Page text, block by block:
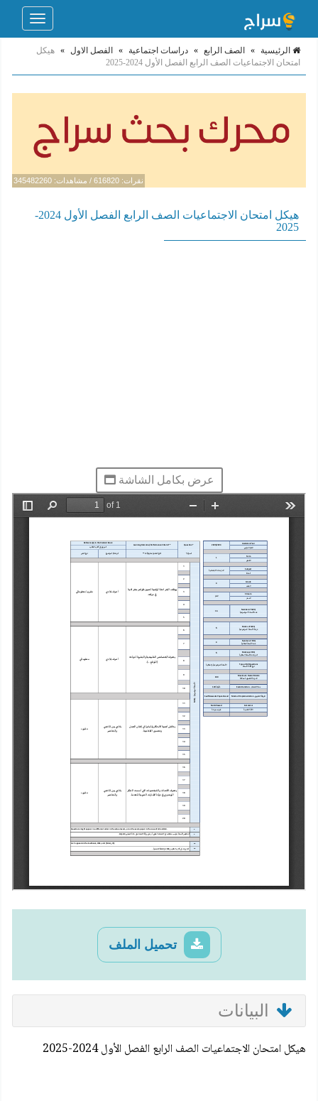
Toggle
الرئيسية » الصف الرابع » دراسات اجتماعية » الفصل الاول » هيكل
امتحان الاجتماعيات الصف الرابع الفصل الأول 2024-2025
نقرات: 616820 / مشاهدات: 345482260
هيكل امتحان الاجتماعيات الصف الرابع الفصل الأول 2024-
2025
عرض بكامل الشاشة
تحميل الملف
البيانات
هيكل امتحان الاجتماعيات الصف الرابع الفصل الأول 2024-2025